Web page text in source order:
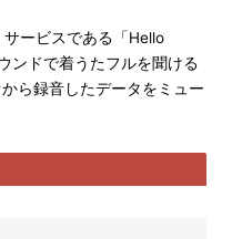
ービスである「Hello
ンドで着うたフルを聞ける
ら録音したデータをミュー